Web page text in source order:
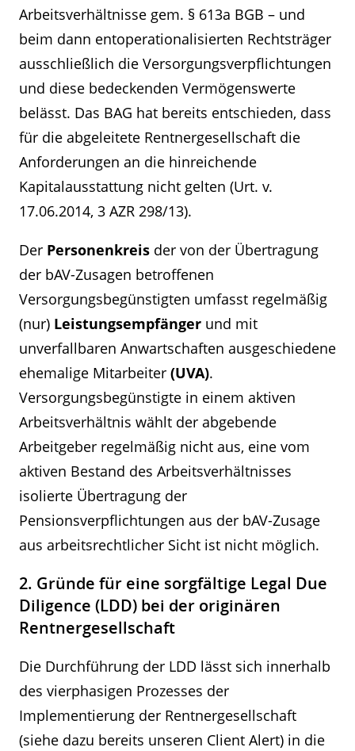
Arbeitsverhältnisse gem. § 613a BGB – und
beim dann entoperationalisierten Rechtsträger
ausschließlich die Versorgungsverpflichtungen
und diese bedeckenden Vermögenswerte
belässt. Das BAG hat bereits entschieden, dass
für die abgeleitete Rentnergesellschaft die
Anforderungen an die hinreichende
Kapitalausstattung nicht gelten (Urt. v.
17.06.2014, 3 AZR 298/13).
Der Personenkreis der von der Übertragung
der bAV-Zusagen betroffenen
Versorgungsbegünstigten umfasst regelmäßig
(nur) Leistungsempfänger und mit
unverfallbaren Anwartschaften ausgeschiedene
ehemalige Mitarbeiter (UVA).
Versorgungsbegünstigte in einem aktiven
Arbeitsverhältnis wählt der abgebende
Arbeitgeber regelmäßig nicht aus, eine vom
aktiven Bestand des Arbeitsverhältnisses
isolierte Übertragung der
Pensionsverpflichtungen aus der bAV-Zusage
aus arbeitsrechtlicher Sicht ist nicht möglich.
2. Gründe für eine sorgfältige Legal Due
Diligence (LDD) bei der originären
Rentnergesellschaft
Die Durchführung der LDD lässt sich innerhalb
des vierphasigen Prozesses der
Implementierung der Rentnergesellschaft
(siehe dazu bereits unseren Client Alert) in die